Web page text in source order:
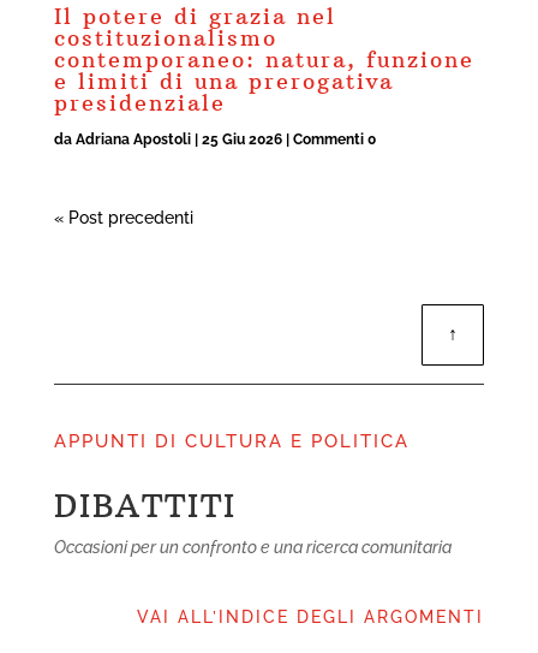
Il potere di grazia nel
costituzionalismo
contemporaneo: natura, funzione
e limiti di una prerogativa
presidenziale
da Adriana Apostoli| 25 Giu 2026| Commenti 0
« Post precedenti
↑
APPUNTI DI CULTURA E POLITICA
DIBATTITI
Occasioni per un confronto e una ricerca comunitaria
VAI ALL’INDICE DEGLI ARGOMENTI